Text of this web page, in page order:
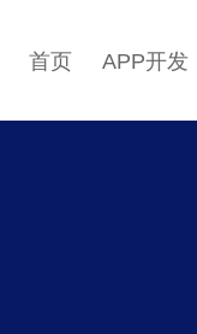
首页 APP开发